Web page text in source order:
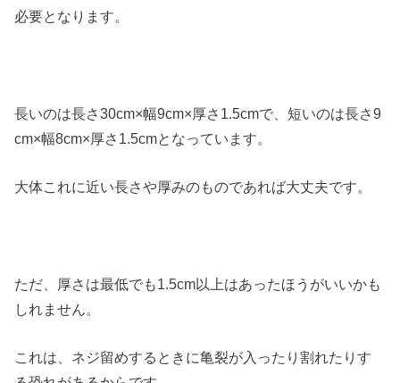
必要となります。
長いのは長さ30cm×幅9cm×厚さ1.5cmで、短いのは長さ9
cm×幅8cm×厚さ1.5cmとなっています。
大体これに近い長さや厚みのものであれば大丈夫です。
ただ、厚さは最低でも1.5cm以上はあったほうがいいかも
しれません。
これは、ネジ留めするときに亀裂が入ったり割れたりす